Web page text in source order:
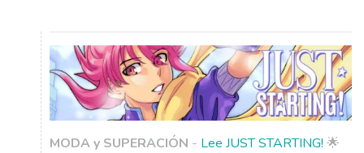
MODA y SUPERACIÓN - Lee JUST STARTING! 🌟